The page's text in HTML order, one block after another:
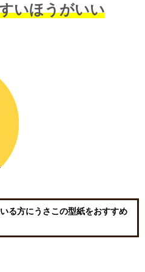
いほうがいい
る方にうさこの型紙をおすすめ